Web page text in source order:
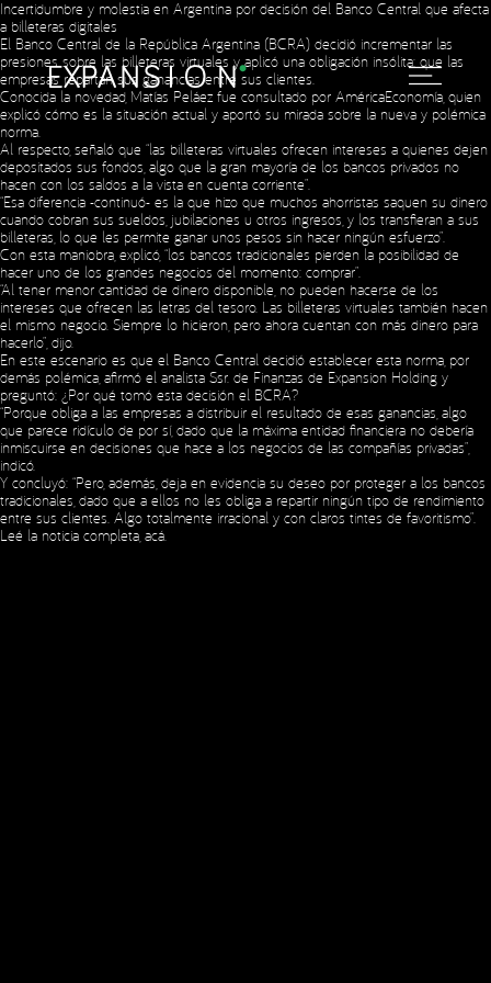
Incertidumbre y molestia en Argentina por decisión del Banco Central que afecta
a billeteras digitales
El Banco Central de la República Argentina (BCRA) decidió incrementar las
presiones sobre las billeteras virtuales y aplicó una obligación insólita: que las
empresas repartan sus ganancias entre sus clientes.
Conocida la novedad, Matías Peláez fue consultado por AméricaEconomía, quien
explicó cómo es la situación actual y aportó su mirada sobre la nueva y polémica
norma.
Al respecto, señaló que “las billeteras virtuales ofrecen intereses a quienes dejen
depositados sus fondos, algo que la gran mayoría de los bancos privados no
hacen con los saldos a la vista en cuenta corriente”.
“Esa diferencia -continuó- es la que hizo que muchos ahorristas saquen su dinero
cuando cobran sus sueldos, jubilaciones u otros ingresos, y los transfieran a sus
billeteras, lo que les permite ganar unos pesos sin hacer ningún esfuerzo”.
Con esta maniobra, explicó, “los bancos tradicionales pierden la posibilidad de
hacer uno de los grandes negocios del momento: comprar”.
“Al tener menor cantidad de dinero disponible, no pueden hacerse de los
intereses que ofrecen las letras del tesoro. Las billeteras virtuales también hacen
el mismo negocio. Siempre lo hicieron, pero ahora cuentan con más dinero para
hacerlo”, dijo.
En este escenario es que el Banco Central decidió establecer esta norma, por
demás polémica, afirmó el analista Ssr. de Finanzas de Expansion Holding y
preguntó: ¿Por qué tomó esta decisión el BCRA?
“Porque obliga a las empresas a distribuir el resultado de esas ganancias, algo
que parece ridículo de por sí, dado que la máxima entidad financiera no debería
inmiscuirse en decisiones que hace a los negocios de las compañías privadas”,
indicó.
Y concluyó: “Pero, además, deja en evidencia su deseo por proteger a los bancos
tradicionales, dado que a ellos no les obliga a repartir ningún tipo de rendimiento
entre sus clientes. Algo totalmente irracional y con claros tintes de favoritismo”.
Leé la noticia completa, acá
Social Media